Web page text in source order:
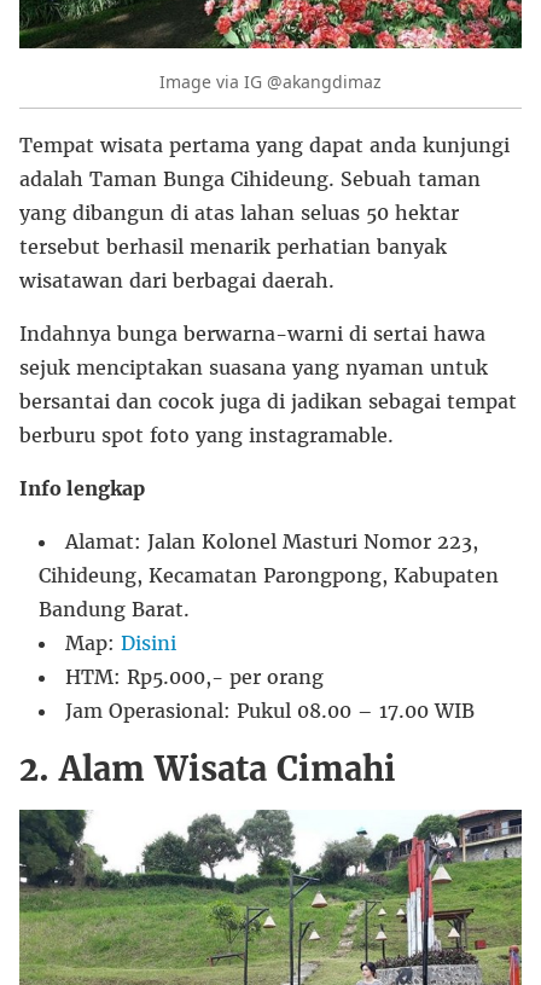
Image via IG @akangdimaz
Tempat wisata pertama yang dapat anda kunjungi
adalah Taman Bunga Cihideung. Sebuah taman
yang dibangun di atas lahan seluas 50 hektar
tersebut berhasil menarik perhatian banyak
wisatawan dari berbagai daerah.
Indahnya bunga berwarna-warni di sertai hawa
sejuk menciptakan suasana yang nyaman untuk
bersantai dan cocok juga di jadikan sebagai tempat
berburu spot foto yang instagramable.
Info lengkap
Alamat: Jalan Kolonel Masturi Nomor 223,
Cihideung, Kecamatan Parongpong, Kabupaten
Bandung Barat.
Map: Disini
HTM: Rp5.000,- per orang
Jam Operasional: Pukul 08.00 – 17.00 WIB
2. Alam Wisata Cimahi